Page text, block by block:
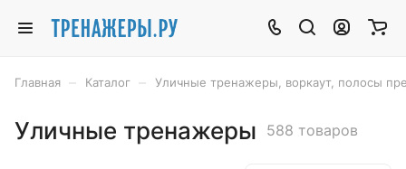
Главная Каталог Уличные тренажеры, воркаут, полосы
Уличные тренажеры 588 товаров